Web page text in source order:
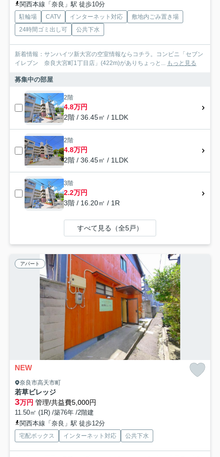
関西本線「奈良」駅 徒歩10分
駐輪場 CATV インターネット対応
敷地内ごみ置き場
24時間ゴミ出し可
公共下水
新着情報：サンハイツ新大宮の空室情報ならコチラ。コンビニ「セブン
イレブン 奈良大宮町1丁目店」(422m)がありちょっと... もっと見る
募集中の部屋
2階
4.8万円
2階 / 36.45㎡ / 1LDK
2階
4.8万円
2階 / 36.45㎡ / 1LDK
3階
2.2万円
3階 / 16.20㎡ / 1R
すべて見る（全5戸）
アパート
NEW
奈良市高天市町
若草ビレッジ
3万円 管理/共益費5,000円
11.50㎡ (1R) /築76年 /2階建
関西本線「奈良」駅 徒歩12分
宅配ボックス インターネット対応 公共下水